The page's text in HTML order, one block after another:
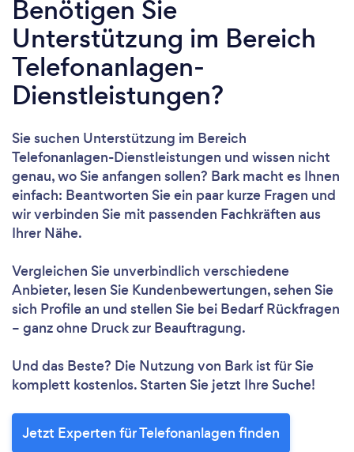
Benötigen Sie
Unterstützung im Bereich
Telefonanlagen-
Dienstleistungen?
Sie suchen Unterstützung im Bereich
Telefonanlagen-Dienstleistungen und wissen nicht
genau, wo Sie anfangen sollen? Bark macht es Ihnen
einfach: Beantworten Sie ein paar kurze Fragen und
wir verbinden Sie mit passenden Fachkräften aus
Ihrer Nähe.
Vergleichen Sie unverbindlich verschiedene
Anbieter, lesen Sie Kundenbewertungen, sehen Sie
sich Profile an und stellen Sie bei Bedarf Rückfragen
– ganz ohne Druck zur Beauftragung.
Und das Beste? Die Nutzung von Bark ist für Sie
komplett kostenlos. Starten Sie jetzt Ihre Suche!
Jetzt Experten für Telefonanlagen finden